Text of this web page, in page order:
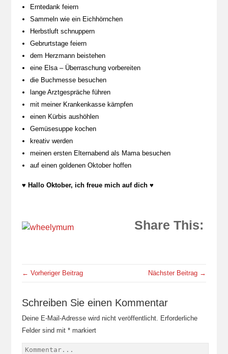
Erntedank feiern
Sammeln wie ein Eichhörnchen
Herbstluft schnuppern
Gebrurtstage feiern
dem Herzmann beistehen
eine Elsa – Überraschung vorbereiten
die Buchmesse besuchen
lange Arztgespräche führen
mit meiner Krankenkasse kämpfen
einen Kürbis aushöhlen
Gemüsesuppe kochen
kreativ werden
meinen ersten Elternabend als Mama besuchen
auf einen goldenen Oktober hoffen
♥ Hallo Oktober, ich freue mich auf dich ♥
Share This:
← Vorheriger Beitrag Nächster Beitrag →
Schreiben Sie einen Kommentar
Deine E-Mail-Adresse wird nicht veröffentlicht. Erforderliche
Felder sind mit *markiert